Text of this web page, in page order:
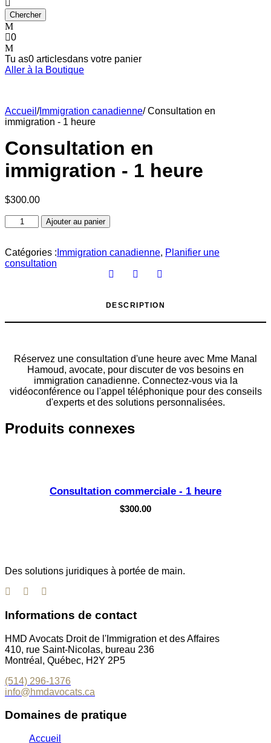
0
Tu as0 articlesdans votre panier
Aller à la Boutique
Accueil /Immigration canadienne/ Consultation en
immigration - 1 heure
Consultation en
immigration - 1 heure
$300.00
Consultation
en
-
Quantité
Ajouter au panier
Catégories : Immigration canadienne, Planifier une
consultation
DESCRIPTION
Réservez une consultation d'une heure avec Mme Manal
Hamoud, avocate, pour discuter de vos besoins en
immigration canadienne. Connectez-vous via la
vidéoconférence ou l'appel téléphonique pour des conseils
d'experts et des solutions personnalisées.
Produits connexes
Consultation commerciale - 1 heure
$300.00
Des solutions juridiques à portée de main.
Informations de contact
HMD Avocats Droit de l'Immigration et des Affaires
410, rue Saint-Nicolas, bureau 236
Montréal, Québec, H2Y 2P5
(514) 296-1376
info@hmdavocats.ca
Domaines de pratique
Accueil